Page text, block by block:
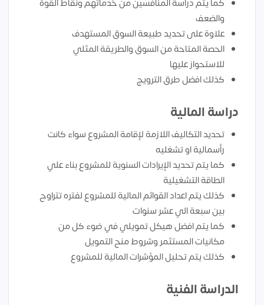
كما يتم دراسة المنافسين من خدماتهم ونقاط القوة
والضعف
علاوة على تحديد طبيعة السوق المستهدف
الحصة المتاحة من السوق والطريقة المثلي
للاستحواز عليها
كذلك افضل طرق الترويج
دراسة المالية
تحديد التكاليف اللازمة لإقامة المشروع سواء كانت
رأسمالية او تشغليه
كما يتم تحديد الإيرادات السنوية للمشروع بناء علي
الطاقة التشغيلية
كذلك يتم اعداد القوائم المالية للمشروع لفتره تتراوح
بين سبعة الي عشر سنوات
كما يتم افضل هيكل تمويلي في ضوء كل من
مكانيات المستثمر وشروط منح التمويل
كذلك يتم تحليل المؤشرات المالية للمشروع
الدراسة الفنية